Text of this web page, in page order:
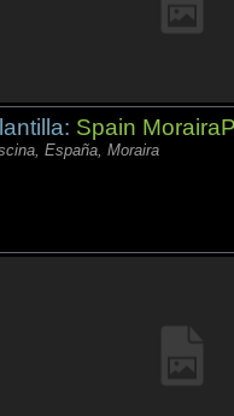
Spain
España, Moraira